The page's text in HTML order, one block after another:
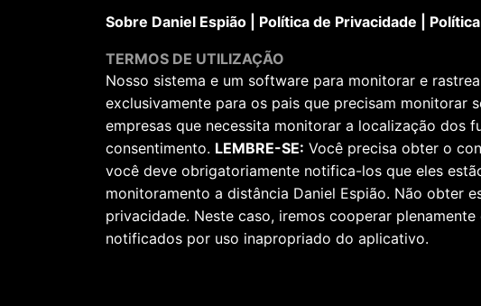
Sobre Daniel Espião Política de Privacidade
TERMOS DE UTILIZAÇÃO
Nosso sistema e um software para monitorar e
exclusivamente para os pais que precisam monitorar
empresas que necessita monitorar a localização dos
consentimento. LEMBRE-SE: Você precisa obter o
você deve obrigatoriamente notifica-los que eles
monitoramento a distância Daniel Espião. Não obter
privacidade. Neste caso, iremos cooperar
notificados por uso inapropriado do aplicativo.